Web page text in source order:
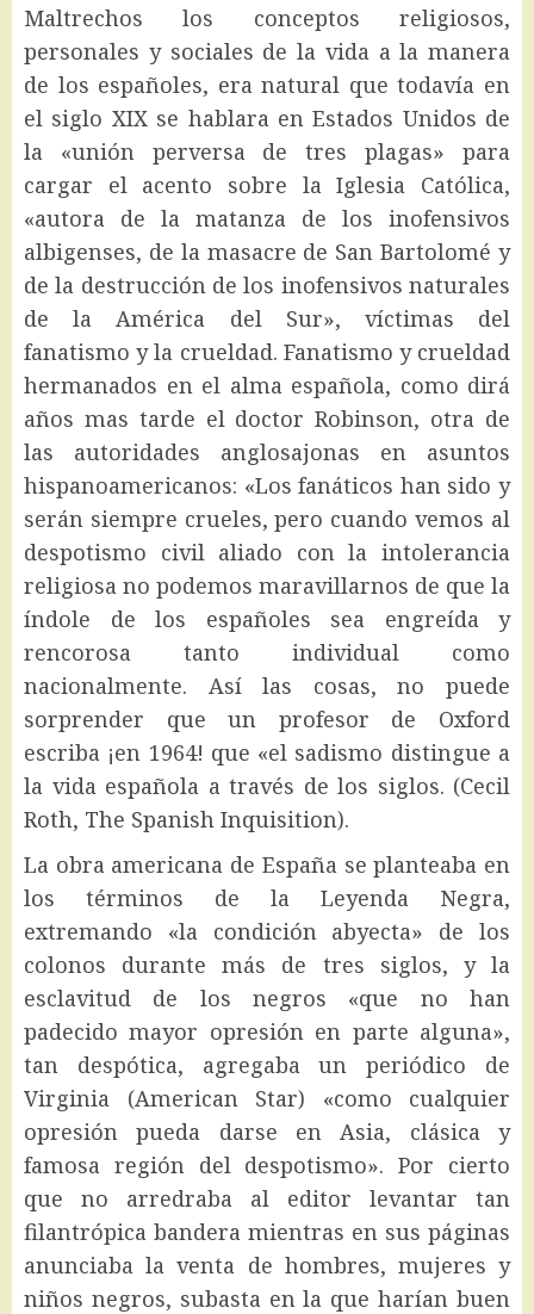
Maltrechos los conceptos religiosos,
personales y sociales de la vida a la manera
de los españoles, era natural que todavía en
el siglo XIX se hablara en Estados Unidos de
la «unión perversa de tres plagas» para
cargar el acento sobre la Iglesia Católica,
«autora de la matanza de los inofensivos
albigenses, de la masacre de San Bartolomé y
de la destrucción de los inofensivos naturales
de la América del Sur», víctimas del
fanatismo y la crueldad. Fanatismo y crueldad
hermanados en el alma española, como dirá
años mas tarde el doctor Robinson, otra de
las autoridades anglosajonas en asuntos
hispanoamericanos: «Los fanáticos han sido y
serán siempre crueles, pero cuando vemos al
despotismo civil aliado con la intolerancia
religiosa no podemos maravillarnos de que la
índole de los españoles sea engreída y
rencorosa tanto individual como
nacionalmente. Así las cosas, no puede
sorprender que un profesor de Oxford
escriba ¡en 1964! que «el sadismo distingue a
la vida española a través de los siglos. (Cecil
Roth, The Spanish Inquisition).
La obra americana de España se planteaba en
los términos de la Leyenda Negra,
extremando «la condición abyecta» de los
colonos durante más de tres siglos, y la
esclavitud de los negros «que no han
padecido mayor opresión en parte alguna»,
tan despótica, agregaba un periódico de
Virginia (American Star) «como cualquier
opresión pueda darse en Asia, clásica y
famosa región del despotismo». Por cierto
que no arredraba al editor levantar tan
filantrópica bandera mientras en sus páginas
anunciaba la venta de hombres, mujeres y
niños negros, subasta en la que harían buen